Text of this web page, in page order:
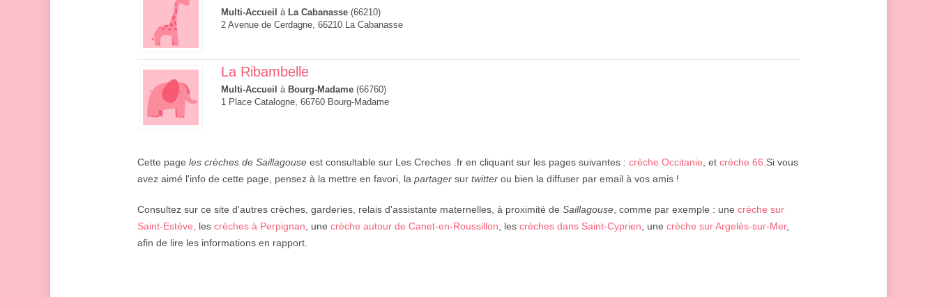
Multi-Accueil à La Cabanasse (66210)
2 Avenue de Cerdagne, 66210 La Cabanasse
La Ribambelle
Multi-Accueil à Bourg-Madame (66760)
1 Place Catalogne, 66760 Bourg-Madame
Cette page les crèches de Saillagouse est consultable sur Les Creches .fr en cliquant sur les pages suivantes : crèche Occitanie , et crèche 66 .Si vous
avez aimé l'info de cette page, pensez à la mettre en favori, la partager sur twitter ou bien la diffuser par email à vos amis !
Consultez sur ce site d'autres crèches, garderies, relais d'assistante maternelles, à proximité de Saillagouse , comme par exemple : une crèche sur
Saint-Estève , les crèches à Perpignan , une crèche autour de Canet-en-Roussillon , les crèches dans Saint-Cyprien , une crèche sur Argelès-sur-Mer,
afin de lire les informations en rapport.